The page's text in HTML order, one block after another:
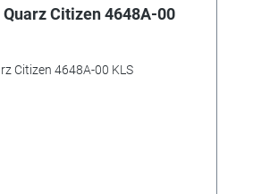
Citizen 4648A-00
Citizen 4648A-00 KLS